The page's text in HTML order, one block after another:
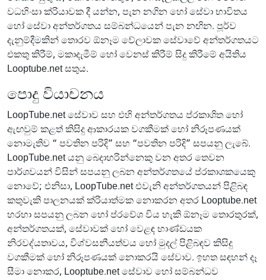
වධහිංසා ක්රියාවක දී යන්න, පැන නගින හෝ සේවා භාවිතය
හෝ සේවා අන්තර්ගතය සම්බන්ධයෙන් පැන නඟින. පූර්ව
දැනුම්දීමකින් තොරව ඕනෑම වේලාවක සේවාවේ අන්තර්ගතයට
එකතු කිරීම්, මකාදැමීම් හෝ වෙනස් කිරීම් සිදු කිරීමේ අයිතිය
Looptube.net සතුය.
පොදු වියාචනය
LoopTube.net සේවාව සහ එහි අන්තර්ගතය ප්රකාශිත හෝ
ඇඟවුම් කළත් කිසිදු ආකාරයක වගකීමක් හෝ නිරූපණයක්
නොමැතිව “ පවතින පරිදි” සහ “පවතින පරිදි” සපයනු ලැබේ.
LoopTube.net යනු බෙදාහරින්නෙකු වන අතර තෙවන
පාර්ශවයන් විසින් සපයනු ලබන අන්තර්ගතයේ ප්රකාශකයෙකු
නොවේ; එනිසා, LoopTube.net එවැනි අන්තර්ගතයන් පිළිබඳ
කතුවැකි පාලනයක් ක්රියාත්මක නොකරන අතර Looptube.net
හරහා සපයනු ලබන හෝ ප්රවේශ විය හැකි ඕනෑම තොරතුරක්,
අන්තර්ගතයක්, සේවාවක් හෝ වෙළඳ භාණ්ඩයක
නිරවද්යතාවය, විශ්වසනීයත්වය හෝ මුදල් පිළිබඳව කිසිදු
වගකීමක් හෝ නිරූපණයක් නොකරයි සේවාව. ඉහත සඳහන් දෑ
සීමා නොකර, Looptube.net සේවාව හෝ සම්බන්ධව